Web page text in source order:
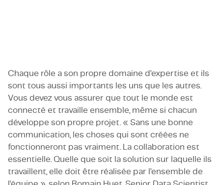
Chaque rôle a son propre domaine d’expertise et ils
sont tous aussi importants les uns que les autres.
Vous devez vous assurer que tout le monde est
connecté et travaille ensemble, même si chacun
développe son propre projet. « Sans une bonne
communication, les choses qui sont créées ne
fonctionneront pas vraiment. La collaboration est
essentielle. Quelle que soit la solution sur laquelle ils
travaillent, elle doit être réalisée par l’ensemble de